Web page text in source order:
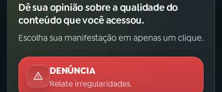
Dê sua opinião sobre a qualidade do
conteúdo que você acessou.
Escolha sua manifestação em apenas um clique.
DENÚNCIA
Relate irregularidades.